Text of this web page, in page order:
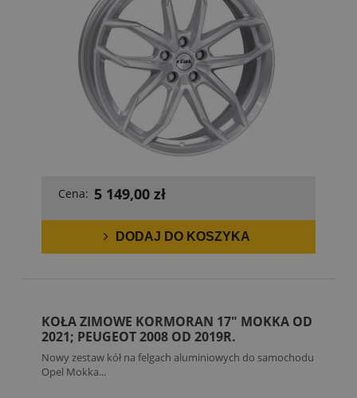
Cena: 5 149,00 zł
DODAJ DO KOSZYKA
KOŁA ZIMOWE KORMORAN 17" MOKKA OD
2021; PEUGEOT 2008 OD 2019R.
Nowy zestaw kół na felgach aluminiowych do samochodu
Opel Mokka...